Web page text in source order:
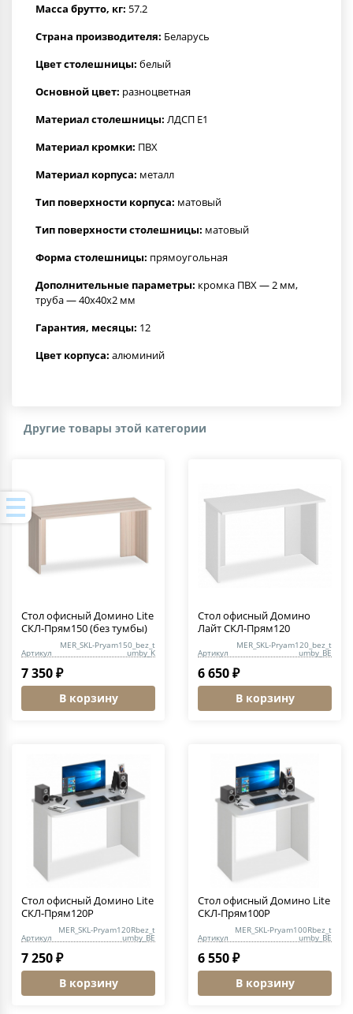
Масса брутто, кг: 57.2
Страна производителя: Беларусь
Цвет столешницы: белый
Основной цвет: разноцветная
Материал столешницы: ЛДСП Е1
Материал кромки: ПВХ
Материал корпуса: металл
Тип поверхности корпуса: матовый
Тип поверхности столешницы: матовый
Форма столешницы: прямоугольная
Дополнительные параметры: кромка ПВХ — 2 мм,
труба — 40х40х2 мм
Гарантия, месяцы: 12
Цвет корпуса: алюминий
Другие товары этой категории
Стол офисный Домино Lite
СКЛ-Прям150 (без тумбы)
Артикул
MER_SKL-Pryam150_bez_t
umby_K
7 350 ₽
В корзину
Стол офисный Домино
Лайт СКЛ-Прям120
Артикул
MER_SKL-Pryam120_bez_t
umby_BE
6 650 ₽
В корзину
Стол офисный Домино Lite
СКЛ-Прям120Р
Артикул
MER_SKL-Pryam120Rbez_t
umby_BE
7 250 ₽
В корзину
Стол офисный Домино Lite
СКЛ-Прям100Р
Артикул
MER_SKL-Pryam100Rbez_t
umby_BE
6 550 ₽
В корзину